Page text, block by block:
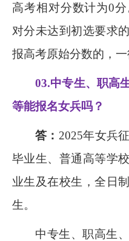
高考相对分数计为0
对分未达到初选要求
报高考原始分数的，一
03.中专生、职高
等能报名女兵吗？
答： 2025年女兵
毕业生、普通高等学
业生及在校生，全日
生。
中专生、职高生